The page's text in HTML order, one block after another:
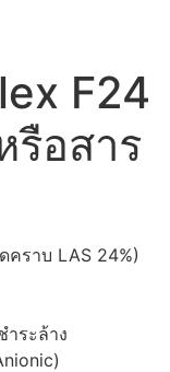
F24
รือสาร
คราบ LAS 24%)
ำระล้าง